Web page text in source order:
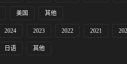
美国 其他
2024 2023 2022 2021
日语 其他